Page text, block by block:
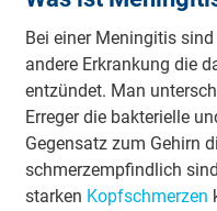
Bei ei­ner Me­nin­gi­tis
an­de­re Er­kran­kung die
ent­zün­det. Man
Er­re­ger die bak­te­ri­el­le
Ge­gen­satz zum Ge­hirn
schmerz­emp­find­lich
star­ken Kopf­schmer­zen